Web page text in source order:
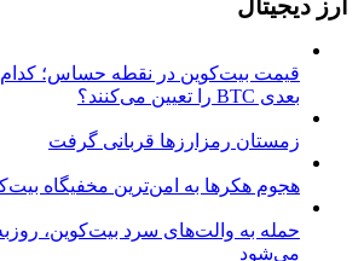
ارز دیجیتال
قیمت بیت‌کوین در نقطه حساس؛
بعدی BTC را تعیین می‌کنند؟
زمستان رمزارزها قربانی گرفت
هجوم هکرها به امن‌ترین مخفیگاه
حمله به والت‌های سرد بیت‌کوین،
می‌شود